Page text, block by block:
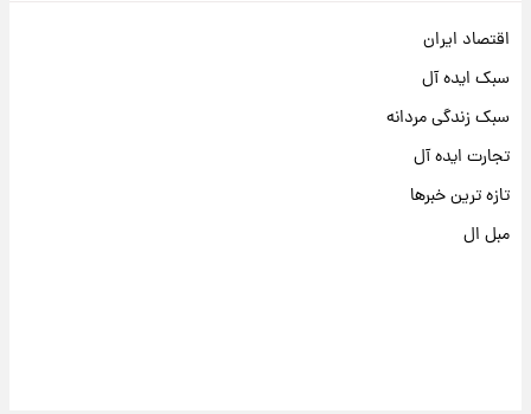
اقتصاد ایران
سبک ایده آل
سبک زندگی مردانه
تجارت ایده آل
تازه ترین خبرها
مبل ال